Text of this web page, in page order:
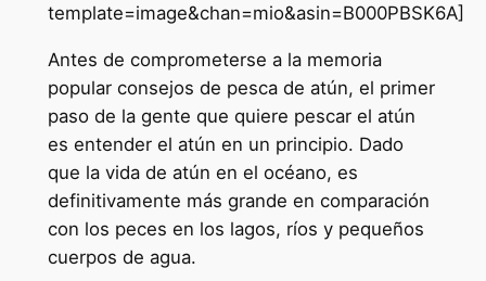
template=image&chan=mio&asin=B000PBSK6A]
Antes de comprometerse a la memoria
popular consejos de pesca de atún, el primer
paso de la gente que quiere pescar el atún
es entender el atún en un principio. Dado
que la vida de atún en el océano, es
definitivamente más grande en comparación
con los peces en los lagos, ríos y pequeños
cuerpos de agua.